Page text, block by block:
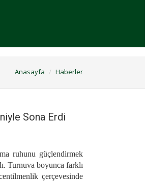
Anasayfa Haberler
Sona Erdi
ruhunu güçlendirmek
Turnuva boyunca farklı
çerçevesinde